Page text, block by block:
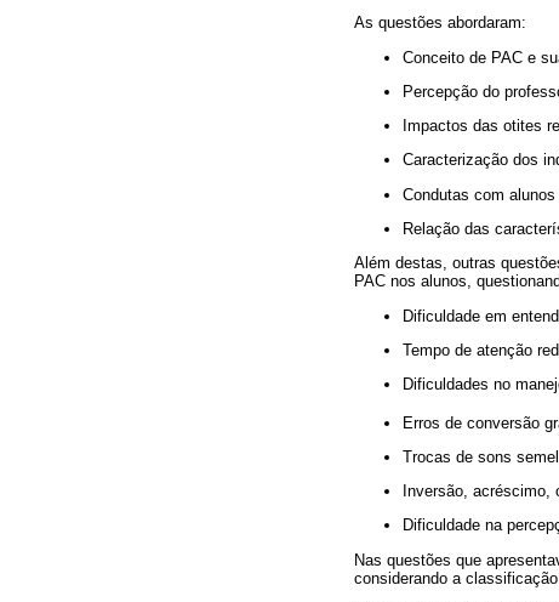
As questões abordaram:
Conceito de PAC e
Percepção do
Impactos das otites
Caracterização dos
Condutas com
Relação das
Além destas, outras
PAC nos alunos,
Dificuldade em
Tempo de atenção
Dificuldades no
Erros de conversão
Trocas de sons
Inversão,
Dificuldade na
Nas questões que
considerando a